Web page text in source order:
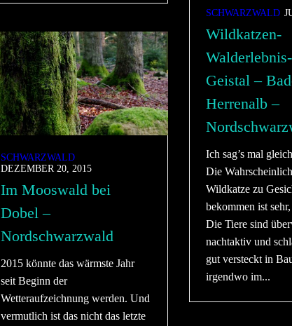
SCHWARZWALD
Wildkatzen-
Geistal –
Herrenalb –
Ich sag’s mal
Die
Wildkatze zu
bekommen ist
Die Tiere sind
nachtaktiv und
gut versteckt in
irgendwo im...
SCHWARZWALD
DEZEMBER 20, 2015
Im Mooswald bei
Dobel –
Nordschwarzwald
2015 könnte das wärmste Jahr
seit Beginn der
Wetteraufzeichnung werden. Und
vermutlich ist das nicht das letzte